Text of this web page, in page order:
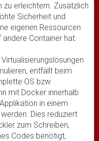
zu erleichtern. Zusätzlich
Sicherheit und
eigenen Ressourcen
Container hat.
entfällt beim
OS bzw.
mit Docker innerhalb
in einem
Dies reduziert
zum Schreiben,
Codes benötigt,